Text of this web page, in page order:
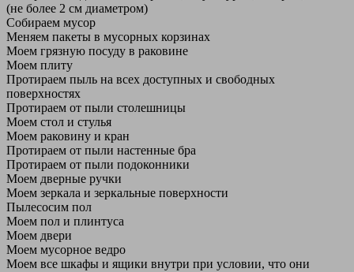
(не более 2 см диаметром)
Собираем мусор
Меняем пакеты в мусорных корзинах
Моем грязную посуду в раковине
Моем плиту
Протираем пыль на всех доступных и свободных
поверхностях
Протираем от пыли столешницы
Моем стол и стулья
Моем раковину и кран
Протираем от пыли настенные бра
Протираем от пыли подоконники
Моем дверные ручки
Моем зеркала и зеркальные поверхности
Пылесосим пол
Моем пол и плинтуса
Моем двери
Моем мусорное ведро
Моем все шкафы и ящики внутри при условии, что они